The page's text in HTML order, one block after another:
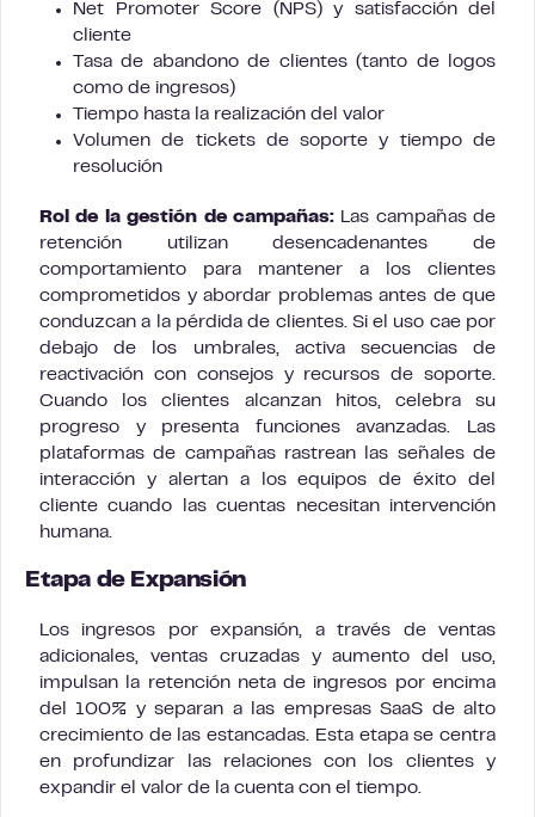
Net Promoter Score (NPS) y satisfacción del
cliente
Tasa de abandono de clientes (tanto de logos
como de ingresos)
Tiempo hasta la realización del valor
Volumen de tickets de soporte y tiempo de
resolución
Rol de la gestión de campañas:Las campañas de
retención utilizan desencadenantes de
comportamiento para mantener a los clientes
comprometidos y abordar problemas antes de que
conduzcan a la pérdida de clientes. Si el uso cae por
debajo de los umbrales, activa secuencias de
reactivación con consejos y recursos de soporte.
Cuando los clientes alcanzan hitos, celebra su
progreso y presenta funciones avanzadas. Las
plataformas de campañas rastrean las señales de
interacción y alertan a los equipos de éxito del
cliente cuando las cuentas necesitan intervención
humana.
Etapa de Expansión
Los ingresos por expansión, a través de ventas
adicionales, ventas cruzadas y aumento del uso,
impulsan la retención neta de ingresos por encima
del 100% y separan a las empresas SaaS de alto
crecimiento de las estancadas. Esta etapa se centra
en profundizar las relaciones con los clientes y
expandir el valor de la cuenta con el tiempo.